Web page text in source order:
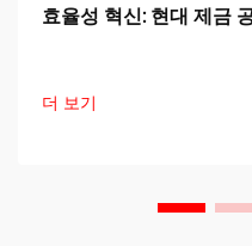
효율성 혁신: 현대 제금
더 보기